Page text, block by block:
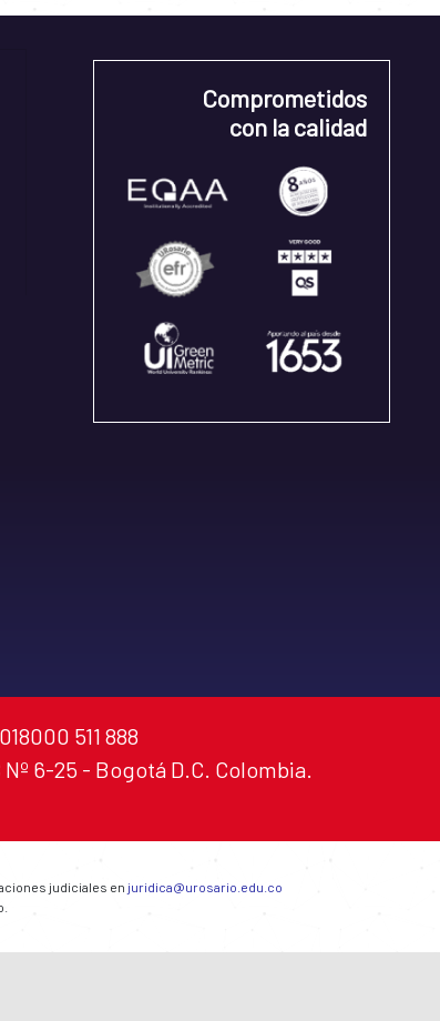
Comprometidos
con la calidad
511 888
6-25 - Bogotá D.C. Colombia.
judiciales en juridica@urosario.edu.co